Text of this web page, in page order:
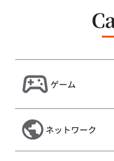
ゲーム
ネットワーク